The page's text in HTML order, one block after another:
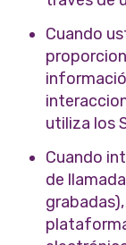
Cuando
utiliza los
Cuando
de